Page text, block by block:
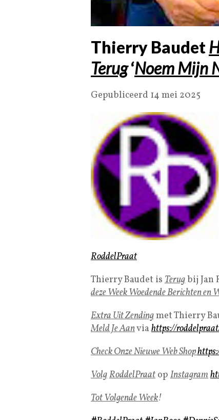
Thierry Baudet
Terug‘Noem Mijn
Gepubliceerd 14 mei 2025
RoddelPraat
Thierry Baudet is Terugbij Jan
deze Week Woedende Berichten en
Extra Uit Zendingmet Thierry
Meld Je Aanvia https://
Check Onze Nieuwe Web Shop
VolgRoddelPraat op Instagram
Tot Volgende Week!